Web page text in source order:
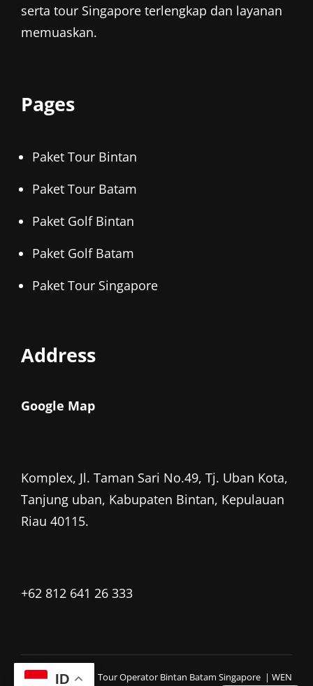
serta tour Singapore terlengkap dan layanan
memuaskan.
Pages
Paket Tour Bintan
Paket Tour Batam
Paket Golf Bintan
Paket Golf Batam
Paket Tour Singapore
Address
Google Map
Komplex, Jl. Taman Sari No.49, Tj. Uban Kota,
Tanjung uban, Kabupaten Bintan, Kepulauan
Riau 40115.
+62 812 641 26 333
Copyright © 2026 Tour Operator Bintan Batam Singapore | WEN
ID